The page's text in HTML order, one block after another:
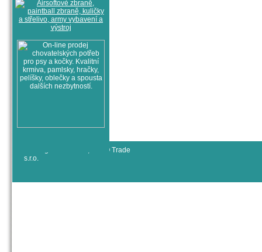
© All rights reserved, RYJO Trade
s.r.o.